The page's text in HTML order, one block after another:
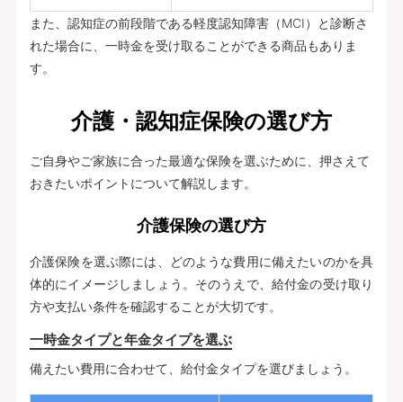
また、認知症の前段階である軽度認知障害（MCI）と診断さ
れた場合に、一時金を受け取ることができる商品もありま
す。
介護・認知症保険の選び方
ご自身やご家族に合った最適な保険を選ぶために、押さえて
おきたいポイントについて解説します。
介護保険の選び方
介護保険を選ぶ際には、どのような費用に備えたいのかを具
体的にイメージしましょう。そのうえで、給付金の受け取り
方や支払い条件を確認することが大切です。
一時金タイプと年金タイプを選ぶ
備えたい費用に合わせて、給付金タイプを選びましょう。